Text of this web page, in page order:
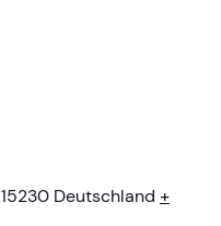
15230 Deutschland +